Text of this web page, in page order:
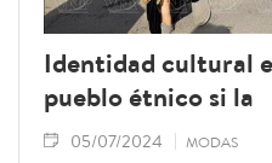
Identidad cultural
pueblo étnico si la
05/07/2024 MODAS